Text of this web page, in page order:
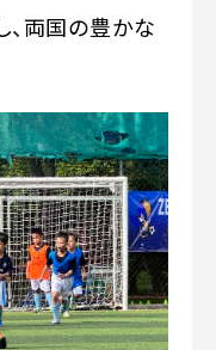
両国の豊かな